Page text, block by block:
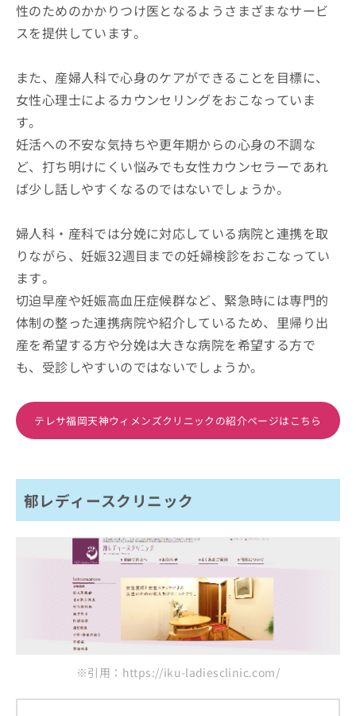
性のためのかかりつけ医となるようさまざまなサービ
スを提供しています。
また、産婦人科で心身のケアができることを目標に、
女性心理士によるカウンセリングをおこなっていま
す。
妊活への不安な気持ちや更年期からの心身の不調な
ど、打ち明けにくい悩みでも女性カウンセラーであれ
ば少し話しやすくなるのではないでしょうか。
婦人科・産科では分娩に対応している病院と連携を取
りながら、妊娠32週目までの妊婦検診をおこなってい
ます。
切迫早産や妊娠高血圧症候群など、緊急時には専門的
体制の整った連携病院や紹介しているため、里帰り出
産を希望する方や分娩は大きな病院を希望する方で
も、受診しやすいのではないでしょうか。
テレサ福岡天神ウィメンズクリニックの紹介ページはこちら
郁レディースクリニック
※引用：https://iku-ladiesclinic.com/